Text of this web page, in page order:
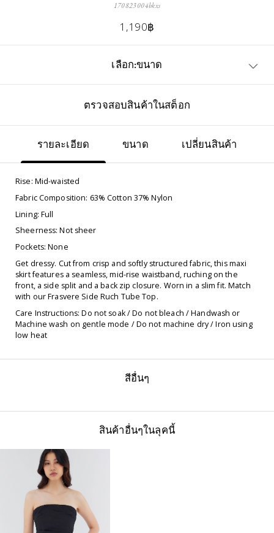
170823004bkxs
1,190฿
เลือก:ขนาด
ตรวจสอบสินค้าในสต็อก
รายละเอียด ขนาด เปลี่ยนสินค้า
Rise: Mid-waisted
Fabric Composition: 63% Cotton 37% Nylon
Lining: Full
Sheerness: Not sheer
Pockets: None
Get dressy. Cut from crisp and softly structured fabric, this maxi
skirt features a seamless, mid-rise waistband, ruching on the
front, a side split and a back zip closure. Worn in a slim fit. Match
with our Frasvere Side Ruch Tube Top.
Care Instructions: Do not soak / Do not bleach / Handwash or
Machine wash on gentle mode / Do not machine dry / Iron using
low heat
สีอื่นๆ
สินค้าอื่นๆในลุคนี้